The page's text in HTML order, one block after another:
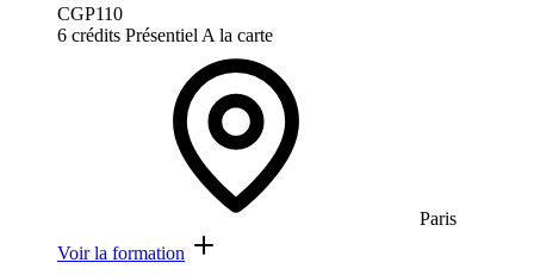
CGP110
6 crédits Présentiel A la carte
Paris
Voir la formation